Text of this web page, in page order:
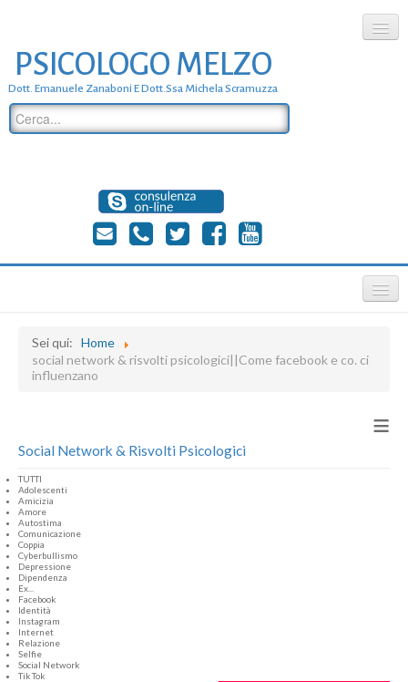
chi siamo
dove siamo
dott. Emanuele Zanaboni
dott.ssa michela scramuzza
PSICOLOGO MELZO
Dott. Emanuele Zanaboni E Dott.ssa Michela Scramuzza
Sei qui: Home
social network & risvolti psicologici||Come facebook e co. ci
influenzano
≡
Social Network & Risvolti Psicologici
TUTTI
Adolescenti
Amicizia
Amore
Autostima
Comunicazione
Coppia
Cyberbullismo
Depressione
Dipendenza
Ex...
Facebook
Identità
Instagram
Internet
Relazione
Selfie
Social Network
Tik Tok